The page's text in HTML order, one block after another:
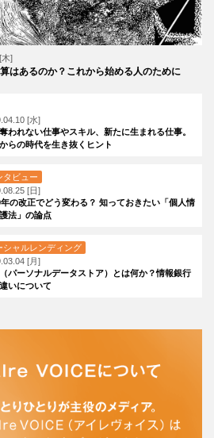
木]
はあるのか？これから始める人のために
[水]
われない仕事やスキル、新たに生まれる仕事。
らの時代を生き抜くヒント
タビュー
[日]
の改正でどう変わる？ 知っておきたい「個人情
法」の論点
シャルレンディング
[月]
パーソナルデータストア）とは何か？情報銀行
いについて